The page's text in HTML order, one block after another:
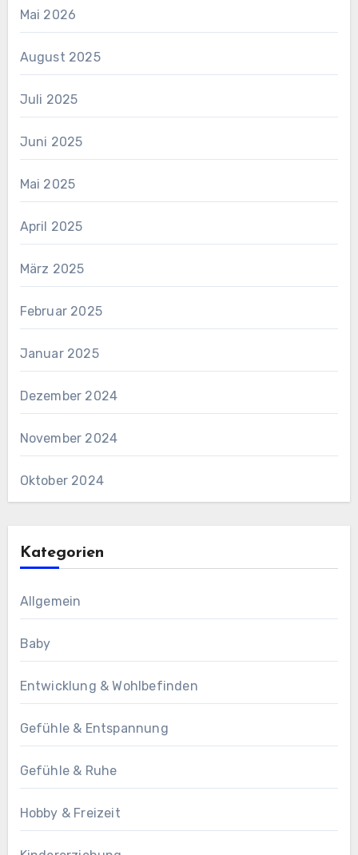
Mai 2026
August 2025
Juli 2025
Juni 2025
Mai 2025
April 2025
März 2025
Februar 2025
Januar 2025
Dezember 2024
November 2024
Oktober 2024
Kategorien
Allgemein
Baby
Entwicklung & Wohlbefinden
Gefühle & Entspannung
Gefühle & Ruhe
Hobby & Freizeit